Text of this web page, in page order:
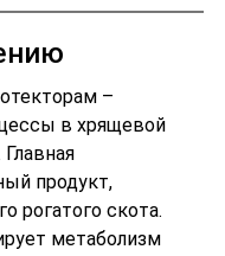
–
в хрящевой
продукт,
рогатого скота.
метаболизм